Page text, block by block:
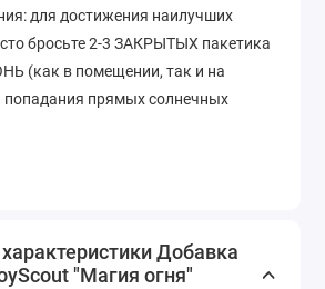
для достижения наилучших
бросьте 2-3 ЗАКРЫТЫХ пакетика
(как в помещении, так и на
попадания прямых солнечных
крезиловый голубой
- тартразин
Добавка
"Магия огня"